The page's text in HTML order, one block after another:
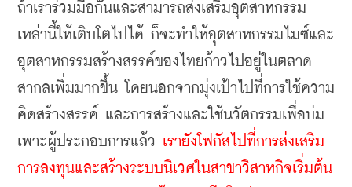
ถ้าเราร่วมมือกันและสามารถส่งเสริมอุตสาหกรรม
เหล่านี้ให้เติบโตไปได้ ก็จะทำให้อุตสาหกรรมไมซ์และ
อุตสาหกรรมสร้างสรรค์ของไทยก้าวไปอยู่ในตลาด
สากลเพิ่มมากขึ้น โดยนอกจากมุ่งเป้าไปที่การใช้ความ
คิดสร้างสรรค์ และการสร้างและใช้นวัตกรรมเพื่อบ่ม
เพาะผู้ประกอบการแล้ว เรายังโฟกัสไปที่การส่งเสริม
การลงทุนและสร้างระบบนิเวศในสาขาวิสาหกิจเริ่มต้น